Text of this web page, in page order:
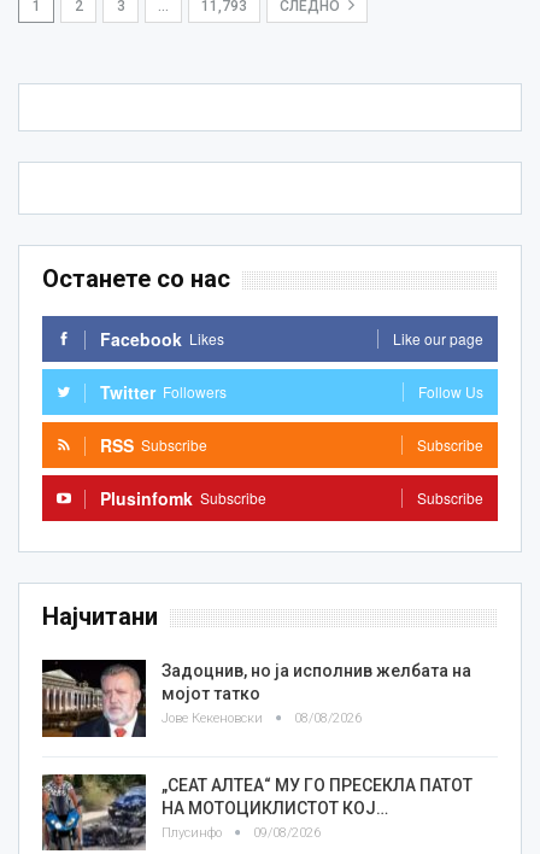
1 2 3 … 11,793 СЛЕДНО
Останете со нас
Facebook Likes Like our page
Twitter Followers Follow Us
RSS Subscribe Subscribe
Plusinfomk Subscribe Subscribe
Најчитани
Задоцнив, но ја исполнив желбата на
мојот татко
Јове Кекеновски 08/08/2026
„СЕАТ АЛТЕА“ МУ ГО ПРЕСЕКЛА ПАТОТ
НА МОТОЦИКЛИСТОТ КОЈ…
Плусинфо 09/08/2026